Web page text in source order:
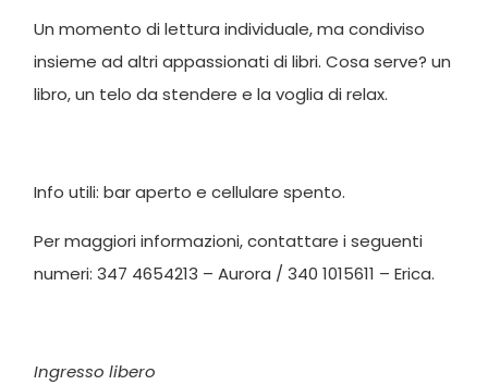
Un momento di lettura individuale, ma condiviso
insieme ad altri appassionati di libri. Cosa serve? un
libro, un telo da stendere e la voglia di relax.
Info utili: bar aperto e cellulare spento.
Per maggiori informazioni, contattare i seguenti
numeri: 347 4654213 – Aurora / 340 1015611 – Erica.
Ingresso libero